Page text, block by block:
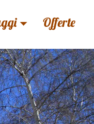
Offerte